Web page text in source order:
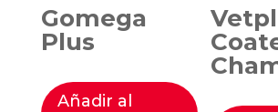
Gomega
Plus
Añadir al